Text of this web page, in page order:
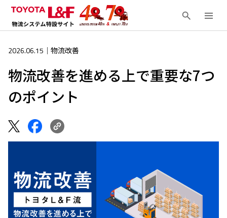
2026.06.15 ｜物流改善
物流改善を進める上で重要な7つ
のポイント